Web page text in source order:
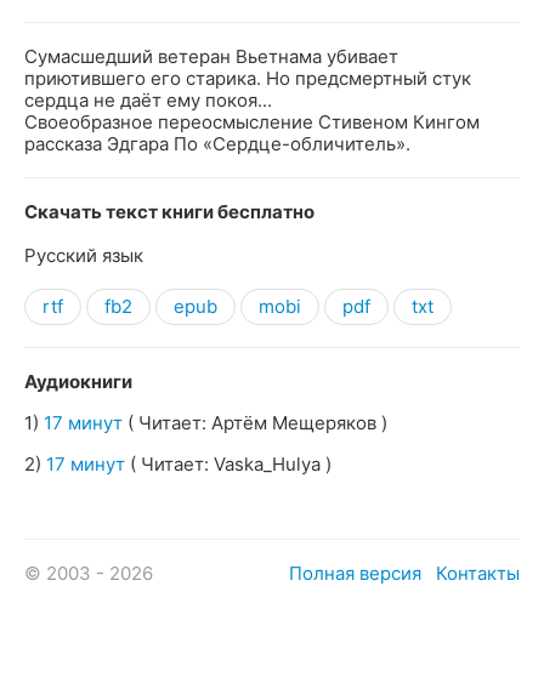
Сумасшедший ветеран Вьетнама убивает
приютившего его старика. Но предсмертный стук
сердца не даёт ему покоя...
Своеобразное переосмысление Стивеном Кингом
рассказа Эдгара По «Сердце-обличитель».
Скачать текст книги бесплатно
Русский язык
rtf fb2 epub mobi pdf txt
Аудиокниги
1) 17 минут ( Читает: Артём Мещеряков )
2) 17 минут ( Читает: Vaska_Hulya )
© 2003 - 2026 Полная версия Контакты